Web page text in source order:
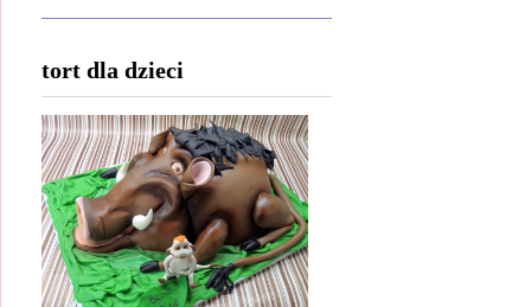
tort dla dzieci